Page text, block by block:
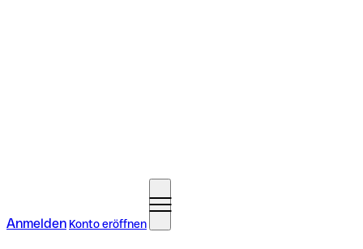
Anmelden Konto eröffnen